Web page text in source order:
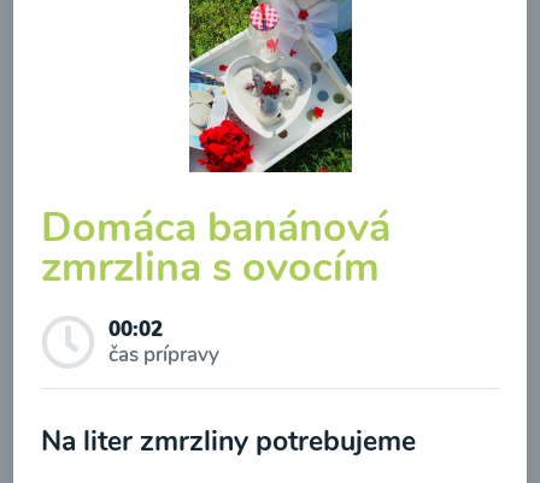
Brokolicová polievka so
syrom
Domáca banánová
zmrzlina s ovocím
00:02
čas prípravy
Na liter zmrzliny potrebujeme
Odber noviniek a akcií
spracovaním osobných údajov pre účely